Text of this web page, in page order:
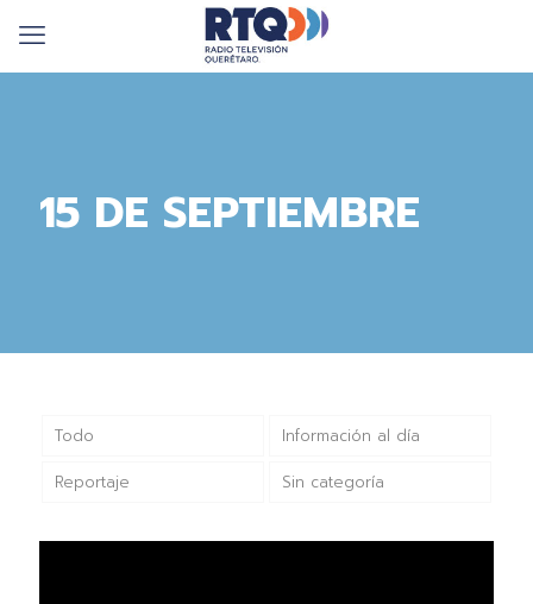
15 DE SEPTIEMBRE
Todo Información al día
Reportaje Sin categoría